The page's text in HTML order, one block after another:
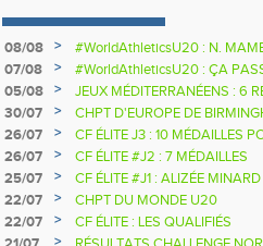
08/08 >
#WorldAthleticsU20 : N.
07/08
>
#WorldAthleticsU20 : ÇA
SAUTEURS
05/08 >
JEUX MÉDITERRANÉENS : 6
30/07
>
CHPT D'EUROPE DE
26/07
>
CF ÉLITE J3 : 10 MÉDAILLES
26/07
>
CF ÉLITE #J2 : 7 MÉDAILLES
25/07
>
CF ÉLITE #J1 : ALIZÉE
NATIONALE
22/07 >
CHPT DU MONDE U20
22/07
>
CF ÉLITE : LES QUALIFIÉS
>